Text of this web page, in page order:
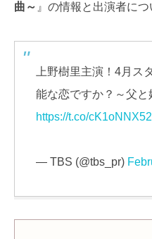
曲～ 』の情報と出演者に
上野樹里主演！4月ス
能な恋ですか？～父と
https://t.co/
— TBS (@tbs_pr)